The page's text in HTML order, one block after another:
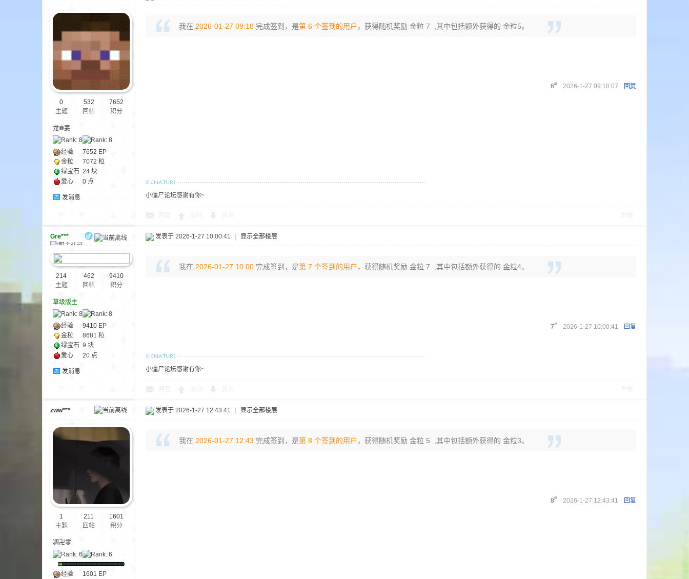
0
主题
532
回帖
7652
积分
龙❁妻
经验 7652 EP
金粒
7072 粒
绿宝石 24 块
爱心
0 点
发消息
我在 2026-01-27 09:18 完成签到，是第 6 个签到的用户 ，获得随机奖励 金粒 7 ,其中包括额外获得的 金粒5。
6# 2026-1-27 09:18:07 回复
小僵尸论坛感谢有你~
Gre***
214
主题
462
回帖
9410
积分
草级版主
经验 9410 EP
金粒
8681 粒
绿宝石 9 块
爱心
20 点
发消息
发表于 2026-1-27 10:00:41 显示全部楼层
我在 2026-01-27 10:00 完成签到，是第 7 个签到的用户 ，获得随机奖励 金粒 7 ,其中包括额外获得的 金粒4。
7# 2026-1-27 10:00:41 回复
小僵尸论坛感谢有你~
zww***
1
主题
211
回帖
1601
积分
凋卍零
经验 1601 EP
发表于 2026-1-27 12:43:41 显示全部楼层
我在 2026-01-27 12:43 完成签到，是第 8 个签到的用户 ，获得随机奖励 金粒 5 ,其中包括额外获得的 金粒3。
8# 2026-1-27 12:43:41 回复